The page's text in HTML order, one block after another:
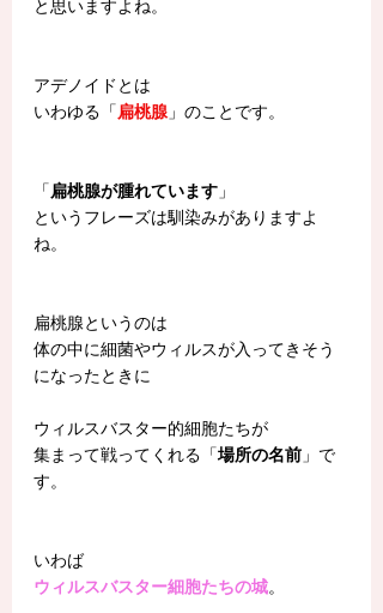
と思いますよね。
アデノイドとは
いわゆる「扁桃腺」のことです。
「扁桃腺が腫れています 」
というフレーズは馴染みがありますよ
ね。
扁桃腺というのは
体の中に細菌やウィルスが入ってきそう
になったときに
ウィルスバスター的細胞たちが
集まって戦ってくれる「場所の名前 」で
す。
いわば
ウィルスバスター細胞たちの城。